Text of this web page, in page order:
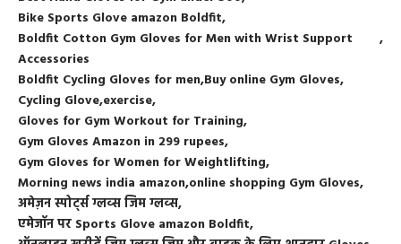
Bike Sports Glove amazon Boldfit
Boldfit Cotton Gym Gloves for Men with Wrist Support
Accessories
Boldfit Cycling Gloves for men Buy online Gym Gloves
Cycling Glove exercise
Gloves for Gym Workout for Training
Gym Gloves Amazon in 299 rupees
Gym Gloves for Women for Weightlifting
Morning news india amazon online shopping Gym Gloves
अमेज़न स्पोर्ट्स ग्लव्स जिम ग्लव्स
एमेजॉन पर Sports Glove amazon Boldfit